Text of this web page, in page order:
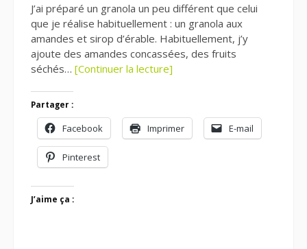
J’ai préparé un granola un peu différent que celui
que je réalise habituellement : un granola aux
amandes et sirop d’érable. Habituellement, j’y
ajoute des amandes concassées, des fruits
séchés… [Continuer la lecture]
Partager :
Facebook Imprimer E-mail
Pinterest
J’aime ça :